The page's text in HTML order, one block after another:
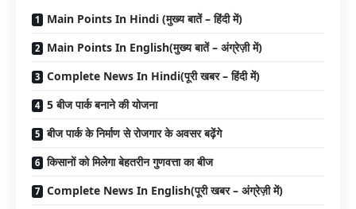
Main Points In Hindi (मुख्य बातें – हिंदी में)
Main Points In English(मुख्य बातें – अंग्रेज़ी में)
Complete News In Hindi(पूरी खबर – हिंदी में)
5 बीज पार्क बनाने की योजना
बीज पार्क के निर्माण से रोजगार के अवसर बढ़ेंगे
किसानों को मिलेेगा बेहतरीन गुणवत्ता का बीज
Complete News In English(पूरी खबर – अंग्रेज़ी में)